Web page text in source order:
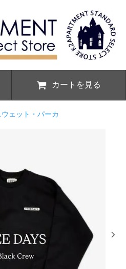
カートを見る
ェット・パーカ